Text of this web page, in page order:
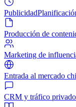
Publicidad
Producción de
Marketing de
Entrada al mercado
CRM y tráfico privado